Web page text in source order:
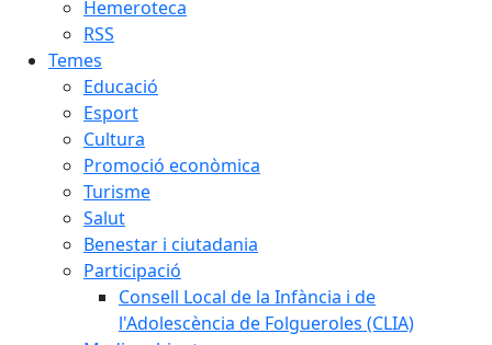
Hemeroteca
RSS
Temes
Educació
Esport
Cultura
Promoció econòmica
Turisme
Salut
Benestar i ciutadania
Participació
Consell Local de la Infància i de
l'Adolescència de Folgueroles (CLIA)